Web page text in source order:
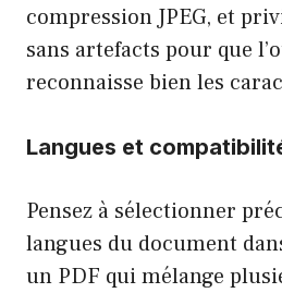
compression JPEG, et
sans artefacts pour que
reconnaisse bien les
Langues et
Pensez à sélectionner
langues du document
un PDF qui mélange